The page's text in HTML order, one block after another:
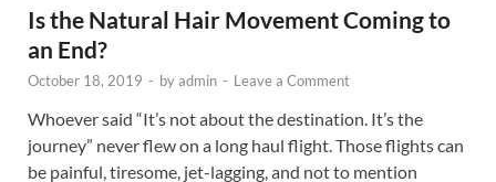
Is the Natural Hair Movement Coming to
an End?
October 18, 2019 - byadmin - Leave a Comment
Whoever said “It’s not about the destination. It’s the
journey” never flew on a long haul flight. Those flights can
be painful, tiresome, jet-lagging, and not to mention